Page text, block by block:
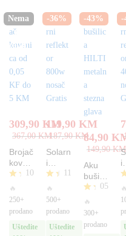
Nema
na
zalihi
309,90 KM
367,00KM
Brojač
kovani
ca od
0,05
KF do
5 KM
Oc
jen
o
4.
10
🔥
250+
prodano
Uštedite
-36%
119,90KM
187,90KM
Solarn
i
reflekt
or
800w
nosač
Gratis
Oc
jen
o
4.
11
🔥
500+
prodano
Uštedite
-43%
84,90
149,90KM
Aku
bušilic
a
HILTI
metal
stezn
Oc
jen
o
05
🔥
300+
prodano
-
i
or
O
o
🔥